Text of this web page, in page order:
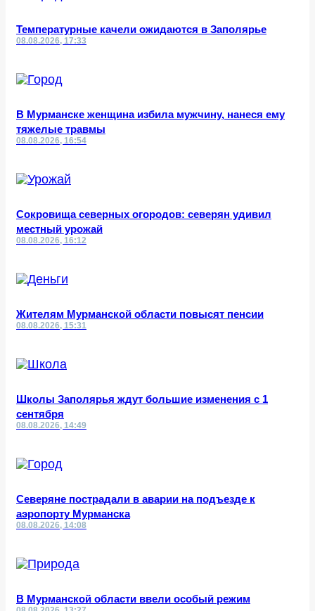
Температурные качели ожидаются в Заполярье
08.08.2026, 17:33
В Мурманске женщина избила мужчину, нанеся ему
тяжелые травмы
08.08.2026, 16:54
Сокровища северных огородов: северян удивил
местный урожай
08.08.2026, 16:12
Жителям Мурманской области повысят пенсии
08.08.2026, 15:31
Школы Заполярья ждут большие изменения с 1
сентября
08.08.2026, 14:49
Северяне пострадали в аварии на подъезде к
аэропорту Мурманска
08.08.2026, 14:08
В Мурманской области ввели особый режим